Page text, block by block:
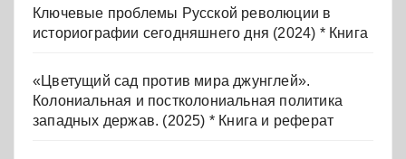
Ключевые проблемы Русской революции в
историографии сегодняшнего дня (2024) * Книга
«Цветущий сад против мира джунглей».
Колониальная и постколониальная политика
западных держав. (2025) * Книга и реферат